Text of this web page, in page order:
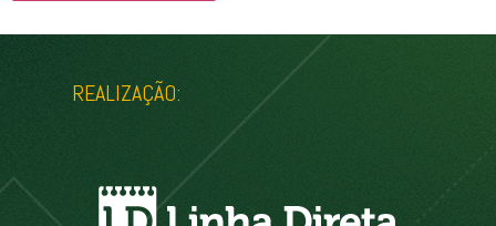
REALIZAÇÃO: